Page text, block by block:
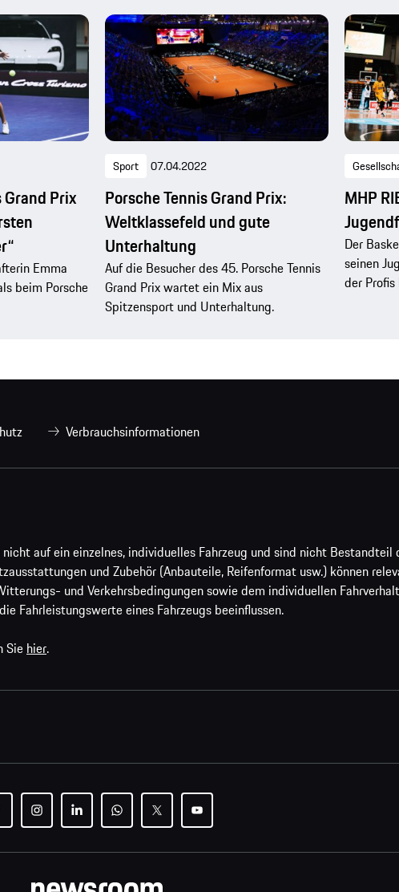
Grand Prix
Emma
beim Porsche
Sport 07.04.2022
Porsche Tennis Grand Prix:
Weltklassefeld und gute
Unterhaltung
Auf die Besucher des 45. Porsche Tennis
Grand Prix wartet ein Mix aus
Spitzensport und Unterhaltung.
MHP
Der
seinen
der
Verbrauchsinformationen
auf ein einzelnes, individuelles Fahrzeug und sind nicht Bestandteil
und Zubehör (Anbauteile, Reifenformat usw.) können
und Verkehrsbedingungen sowie dem individuellen
Fahrleistungswerte eines Fahrzeugs beeinflussen.
Sie hier.